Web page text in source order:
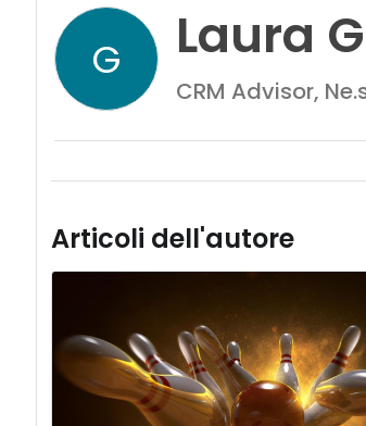
G Laura
CRM Advisor,
Articoli dell'autore